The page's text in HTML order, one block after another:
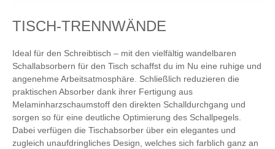
TISCH-TRENNWÄNDE
Ideal für den Schreibtisch – mit den vielfältig wandelbaren
Schallabsorbern für den Tisch schaffst du im Nu eine ruhige und
angenehme Arbeitsatmosphäre. Schließlich reduzieren die
praktischen Absorber dank ihrer Fertigung aus
Melaminharzschaumstoff den direkten Schalldurchgang und
sorgen so für eine deutliche Optimierung des Schallpegels.
Dabei verfügen die Tischabsorber über ein elegantes und
zugleich unaufdringliches Design, welches sich farblich ganz an